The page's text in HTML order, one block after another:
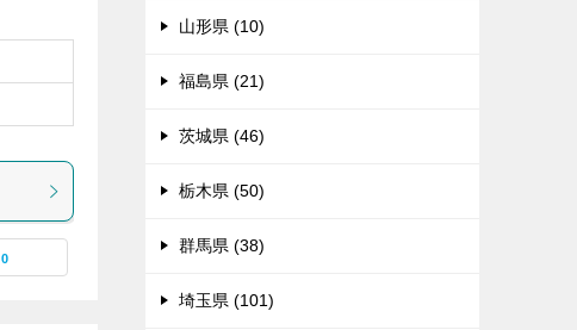
0
山形県 (10)
福島県 (21)
茨城県 (46)
栃木県 (50)
群馬県 (38)
埼玉県 (101)